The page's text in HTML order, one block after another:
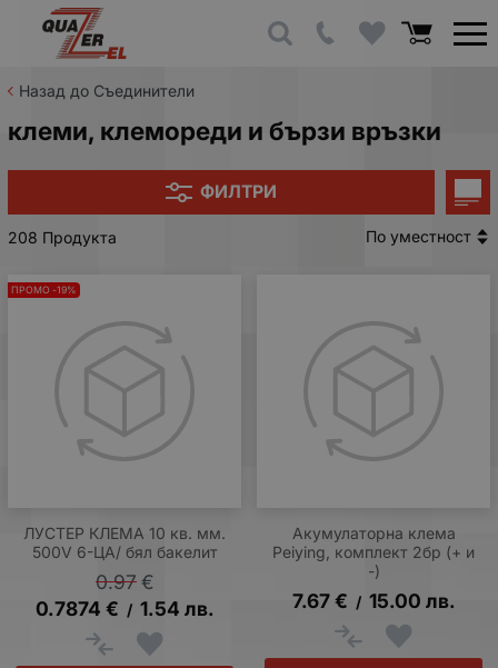
Назад до Съединители
клеми, клемореди и бързи връзки
ФИЛТРИ
208 Продукта По уместност
ЛУСТЕР КЛЕМА 10 кв. мм.
500V 6-ЦА/ бял бакелит
0.97 €
0.7874 € / 1.54 лв.
ПРОМО -19%
Акумулаторна клема
Peiying, комплект 2бр (+ и
-)
7.67 € / 15.00 лв.